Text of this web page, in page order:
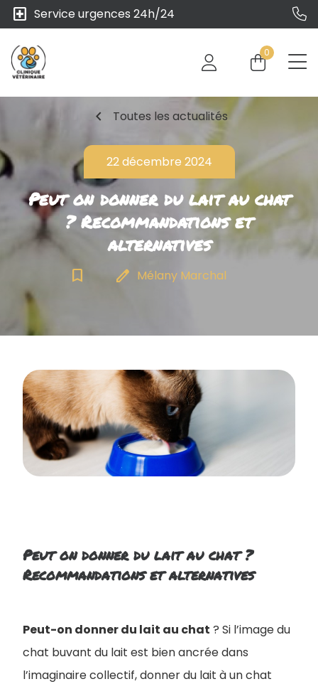
local_hospital Service urgences 24h/24
0
chevron_left Toutes les actualités
22 décembre 2024
Peut on donner du lait au chat
? Recommandations et
alternatives
bookmark_border edit Mélany Marchal
Peut on donner du lait au chat ?
Recommandations et alternatives
Peut-on donner du lait au chat ? Si l’image du
chat buvant du lait est bien ancrée dans
l’imaginaire collectif, donner du lait à un chat